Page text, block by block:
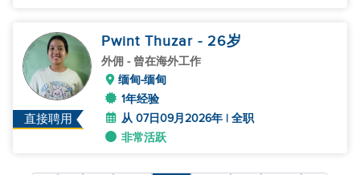
直接聘用
Pwint Thuzar - 26岁
外佣 - 曾在海外工作
缅甸-缅甸
1年经验
从 07日09月2026年 | 全职
非常活跃